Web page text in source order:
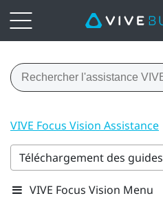
VIVE Focus Vision Assistance
Téléchargement des guides
VIVE Focus Vision Menu